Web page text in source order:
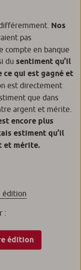
Nos
pas
compte en banque
du sentiment qu’il
qui est gagné et
est directement
que dans
argent et mérite.
encore plus
estiment qu’il
et mérite.
édition
:
édition